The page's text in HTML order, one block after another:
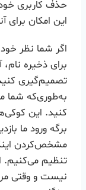
حذف کاربری
این امکان برای
اگر شما نظر
برای ذخیره
تصمیم‌گیری
به‌طوری‌که شما
کنید. این
برگه ورود ما
مشخص‌کردن
تنظیم می‌کنیم.
نیست و وقتی